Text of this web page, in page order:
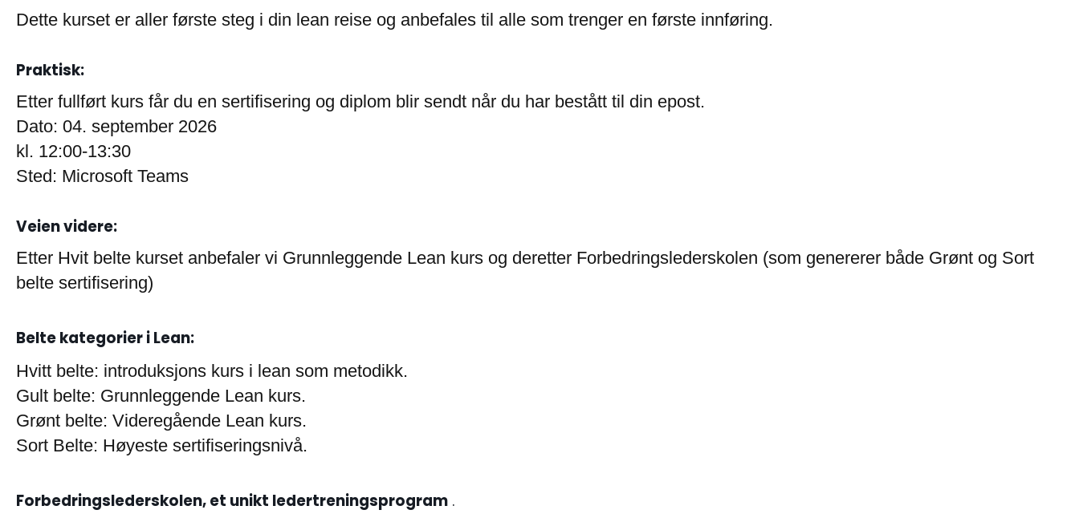
Dette kurset er aller første steg i din lean reise og anbefales til alle som trenger en første innføring.
Praktisk:
Etter fullført kurs får du en sertifisering og diplom blir sendt når du har bestått til din epost.
Dato: 04. september 2026
kl. 12:00-13:30
Sted: Microsoft Teams
Veien videre:
Etter Hvit belte kurset anbefaler vi Grunnleggende Lean kurs og deretter Forbedringslederskolen (som genererer både Grønt og Sort
belte sertifisering)
Belte kategorier i Lean:
Hvitt belte: introduksjons kurs i lean som metodikk.
Gult belte: Grunnleggende Lean kurs.
Grønt belte: Videregående Lean kurs.
Sort Belte: Høyeste sertifiseringsnivå.
Forbedringslederskolen, et unikt ledertreningsprogram .